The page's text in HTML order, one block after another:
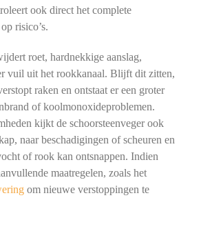
ook direct het complete
risico’s.
roet, hardnekkige aanslag,
vuil uit het rookkanaal. Blijft dit zitten,
raken en ontstaat er een groter
of koolmonoxideproblemen.
kijkt de schoorsteenveger ook
naar beschadigingen of scheuren en
of rook kan ontsnappen. Indien
maatregelen, zoals het
om nieuwe verstoppingen te